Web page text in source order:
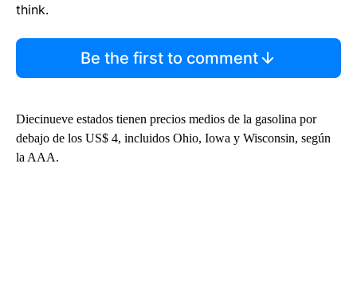
think.
Be the first to comment
Diecinueve estados tienen precios medios de la gasolina por
debajo de los US$ 4, incluidos Ohio, Iowa y Wisconsin, según
la AAA.